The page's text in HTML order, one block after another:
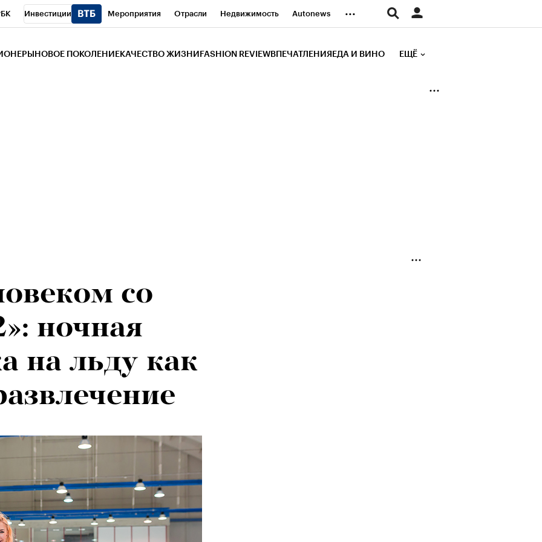
Инвестиции Мероприятия Отрасли Недвижимость Autonews ...
НОВОЕ ПОКОЛЕНИЕ КАЧЕСТВО ЖИЗНИ FASHION REVIEW ВПЕЧАТЛЕНИЯ ЕДА И ВИНО ЕЩЁ
со
ночная
на льду как
что
открытии